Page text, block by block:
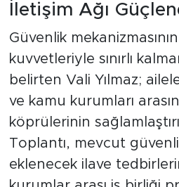
İletişim Ağı
Güvenlik
kuvvetleriyle sınırlı
belirten Vali Yılmaz;
ve kamu kurumları
köprülerinin
Toplantı, mevcut
eklenecek ilave